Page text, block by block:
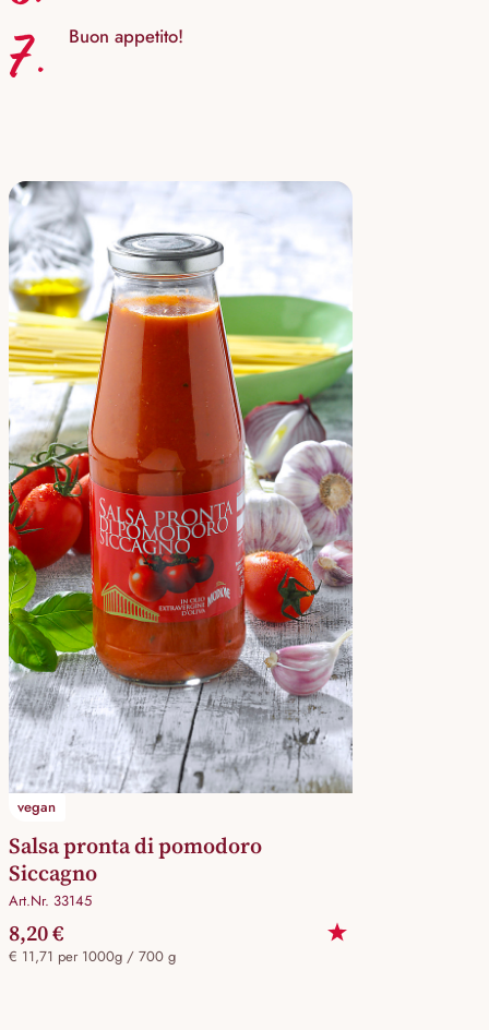
7.
Buon appetito!
vegan
Salsa pronta di pomodoro
Siccagno
Art.Nr. 33145
8,20 €
€ 11,71 per 1000g / 700 g